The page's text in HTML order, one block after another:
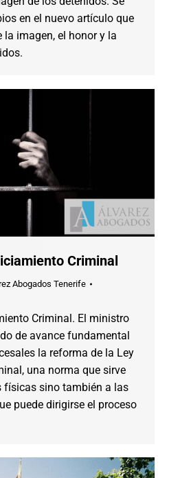
en el nuevo artículo que
la imagen, el honor y la
Criminal
Abogados Tenerife
Criminal. El ministro
de avance fundamental
la reforma de la Ley
una norma que sirve
físicas sino también a las
puede dirigirse el proceso